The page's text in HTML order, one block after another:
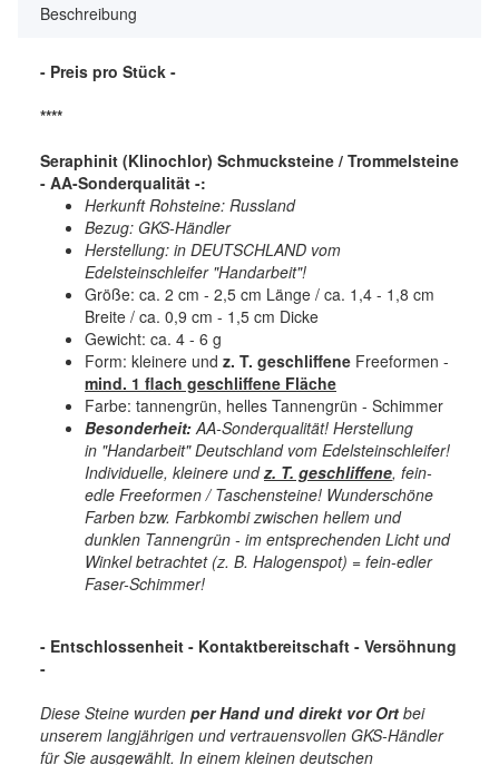
Beschreibung
- Preis pro Stück -
****
Seraphinit (Klinochlor) Schmucksteine / Trommelsteine
- AA-Sonderqualität -:
Herkunft Rohsteine: Russland
Bezug: GKS-Händler
Herstellung: in DEUTSCHLAND vom
Edelsteinschleifer "Handarbeit"!
Größe: ca. 2 cm - 2,5 cm Länge / ca. 1,4 - 1,8 cm
Breite / ca. 0,9 cm - 1,5 cm Dicke
Gewicht: ca. 4 - 6 g
Form: kleinere und z. T. geschliffene Freeformen -
mind. 1 flach geschliffene Fläche
Farbe: tannengrün, helles Tannengrün - Schimmer
Besonderheit: AA-Sonderqualität! Herstellung
in "Handarbeit" Deutschland vom Edelsteinschleifer!
Individuelle, kleinere undz. T. geschliffene, fein-
edle Freeformen / Taschensteine! Wunderschöne
Farben bzw. Farbkombi zwischen hellem und
dunklen Tannengrün - im entsprechenden Licht und
Winkel betrachtet (z. B. Halogenspot) = fein-edler
Faser-Schimmer!
- Entschlossenheit - Kontaktbereitschaft - Versöhnung
-
Diese Steine wurden per Hand und direkt vor Ort bei
unserem langjährigen und vertrauensvollen GKS-Händler
für Sie ausgewählt. In einem kleinen deutschen